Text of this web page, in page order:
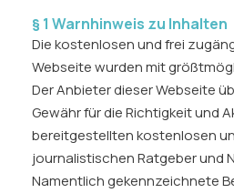
Instagram
LinkedIn
Email
Phone
§ 1 Warnhinweis zu Inhalten
Die kostenlosen und frei
Webseite wurden mit
Der Anbieter dieser Webseite
Gewähr für die Richtigkeit und
bereitgestellten kostenlosen
journalistischen Ratgeber und
Namentlich gekennzeichnete